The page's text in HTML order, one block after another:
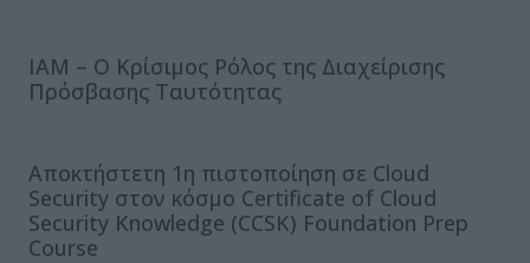
IAM – O Κρίσιμος Ρόλος της Διαχείρισης
Πρόσβασης Ταυτότητας
Αποκτήστετη 1η πιστοποίηση σε Cloud
Security στον κόσμο Certificate of Cloud
Security Knowledge (CCSK) Foundation Prep
Course